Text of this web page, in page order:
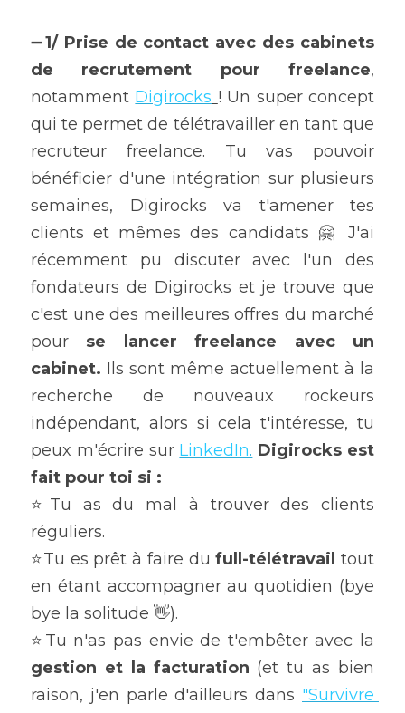
➖1/ Prise de contact avec des cabinets
de recrutement pour freelance,
notamment Digirocks ! Un super concept
qui te permet de télétravailler en tant que
recruteur freelance. Tu vas pouvoir
bénéficier d'une intégration sur plusieurs
semaines, Digirocks va t'amener tes
clients et mêmes des candidats 🤗 J'ai
récemment pu discuter avec l'un des
fondateurs de Digirocks et je trouve que
c'est une des meilleures offres du marché
pour se lancer freelance avec un
cabinet. Ils sont même actuellement à la
recherche de nouveaux rockeurs
indépendant, alors si cela t'intéresse, tu
peux m'écrire sur LinkedIn. Digirocks est
fait pour toi si :
⭐️Tu as du mal à trouver des clients
réguliers.
⭐️Tu es prêt à faire du full-télétravail tout
en étant accompagner au quotidien (bye
bye la solitude 👋).
gestion et la facturation (et tu as bien
raison, j'en parle d'ailleurs dans "Survivre